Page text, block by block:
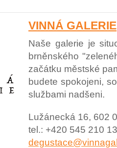
VINNÁ GALERIE
Naše galerie je
brněnského
začátku městské
budete spokojeni,
službami nadšeni.
Lužánecká 16, 602
tel.: +420 545 210